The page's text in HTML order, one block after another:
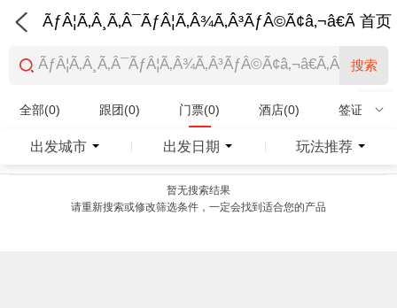
首页
搜索
全部(0) 跟团(0) 门票(0) 酒店(0) 签证(0)
特产商品(0)
出发城市 出发日期 玩法推荐
暂无搜索结果
请重新搜索或修改筛选条件，一定会找到适合您的产品